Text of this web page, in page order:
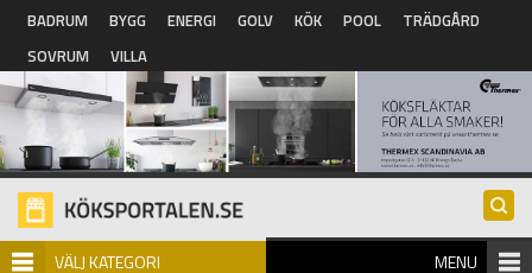
Hoppa till huvudinnehåll
BADRUM BYGG ENERGI GOLV KÖK POOL
TRÄDGÅRD
SOVRUM
VILLA
VÄLJ KATEGORI MENU